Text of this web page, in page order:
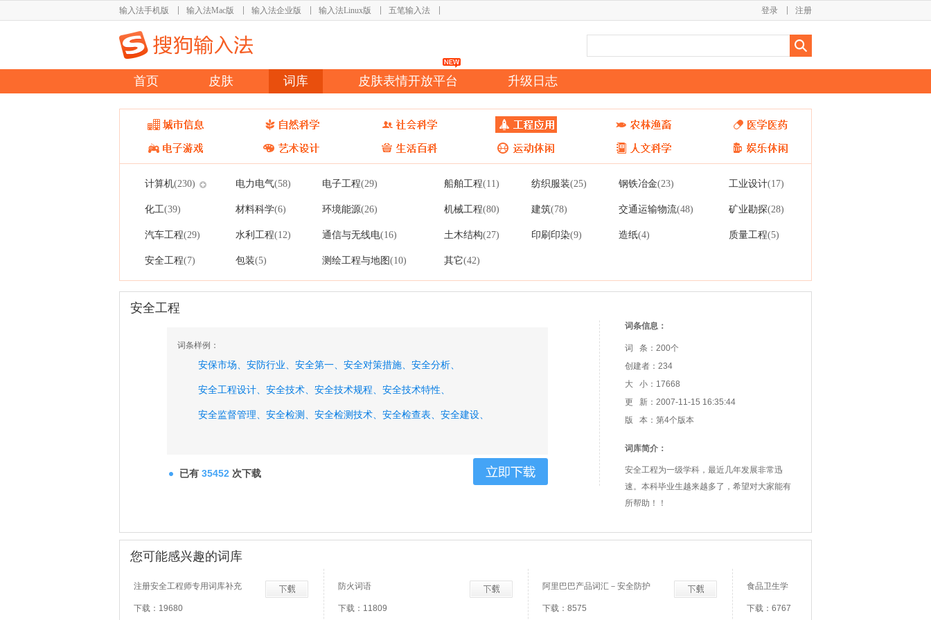
输入法手机版 输入法Mac版 输入法企业版 输入法Linux版 五笔输入法 注册
登录
首页 皮肤 词库 皮肤表情开放平台 升级日志
计算机(230) 电力电气(58) 电子工程(29) 船舶工程(11) 纺织服装(25) 钢铁冶金(23) 工业设计(17)
化工(39) 材料科学(6) 环境能源(26) 机械工程(80) 建筑(78) 交通运输物流(48) 矿业勘探(28)
汽车工程(29) 水利工程(12) 通信与无线电(16) 土木结构(27) 印刷印染(9) 造纸(4) 质量工程(5)
安全工程(7) 包装(5) 测绘工程与地图(10) 其它(42)
安全工程
词条样例：
安保市场、 安防行业、 安全第一、 安全对策措施、 安全分析、
安全工程设计、 安全技术、 安全技术规程、 安全技术特性、
安全监督管理、 安全检测、 安全检测技术、 安全检查表、 安全建设、
已有 35452 次下载
词条信息：
词 条：200个
创建者：234
大 小：17668
更 新：2007-11-15 16:35:44
版 本：第4个版本
词库简介：
安全工程为一级学科，最近几年发展非常迅
速。本科毕业生越来越多了，希望对大家能有
所帮助！！
您可能感兴趣的词库
注册安全工程师专用词库补充
下载：19680
防火词语
下载：11809
阿里巴巴产品词汇－安全防护
下载：8575
食品卫生学
下载：6767